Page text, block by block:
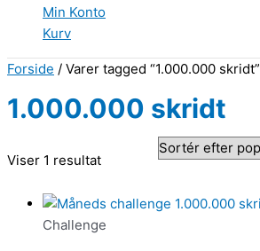
Min Konto
Kurv
Forside / Varer tagged “1.000.000 skridt”
1.000.000 skridt
Viser 1 resultat
Challenge